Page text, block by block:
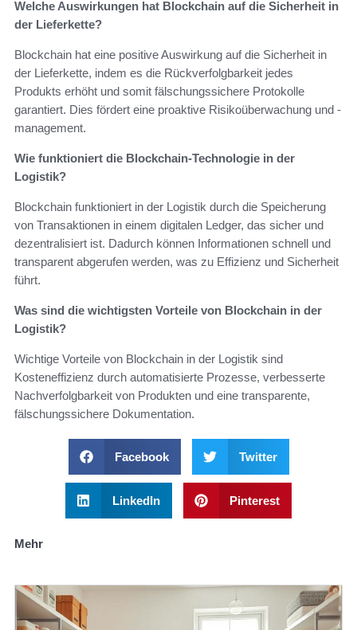
Welche Auswirkungen hat Blockchain auf die Sicherheit in
der Lieferkette?
Blockchain hat eine positive Auswirkung auf die Sicherheit in
der Lieferkette, indem es die Rückverfolgbarkeit jedes
Produkts erhöht und somit fälschungssichere Protokolle
garantiert. Dies fördert eine proaktive Risikoüberwachung und -
management.
Wie funktioniert die Blockchain-Technologie in der
Logistik?
Blockchain funktioniert in der Logistik durch die Speicherung
von Transaktionen in einem digitalen Ledger, das sicher und
dezentralisiert ist. Dadurch können Informationen schnell und
transparent abgerufen werden, was zu Effizienz und Sicherheit
führt.
Was sind die wichtigsten Vorteile von Blockchain in der
Logistik?
Wichtige Vorteile von Blockchain in der Logistik sind
Kosteneffizienz durch automatisierte Prozesse, verbesserte
Nachverfolgbarkeit von Produkten und eine transparente,
fälschungssichere Dokumentation.
Facebook Twitter
LinkedIn Pinterest
Mehr